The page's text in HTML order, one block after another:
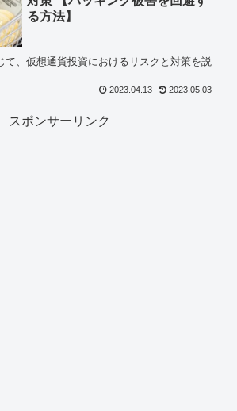
る方法】
て、仮想通貨投資におけるリスクと対策を説
2023.04.13 2023.05.03
スポンサーリンク